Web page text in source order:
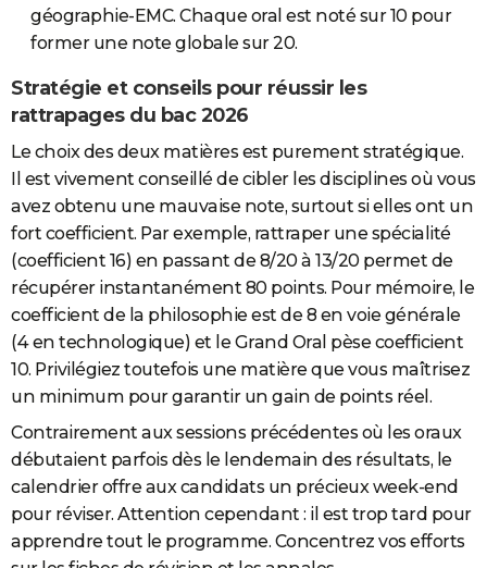
géographie-EMC. Chaque oral est noté sur 10 pour
former une note globale sur 20.
Stratégie et conseils pour réussir les
rattrapages du bac 2026
Le choix des deux matières est purement stratégique.
Il est vivement conseillé de cibler les disciplines où vous
avez obtenu une mauvaise note, surtout si elles ont un
fort coefficient. Par exemple, rattraper une spécialité
(coefficient 16) en passant de 8/20 à 13/20 permet de
récupérer instantanément 80 points. Pour mémoire, le
coefficient de la philosophie est de 8 en voie générale
(4 en technologique) et le Grand Oral pèse coefficient
10. Privilégiez toutefois une matière que vous maîtrisez
un minimum pour garantir un gain de points réel.
Contrairement aux sessions précédentes où les oraux
débutaient parfois dès le lendemain des résultats, le
calendrier offre aux candidats un précieux week-end
pour réviser. Attention cependant : il est trop tard pour
apprendre tout le programme. Concentrez vos efforts